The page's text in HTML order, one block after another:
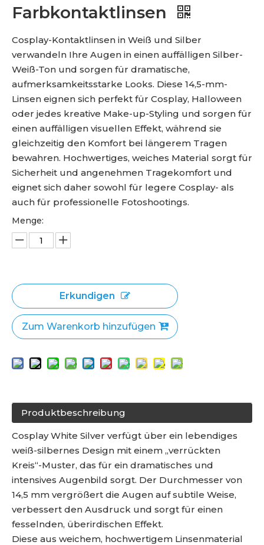
Farbkontaktlinsen
Cosplay-Kontaktlinsen in Weiß und Silber
verwandeln Ihre Augen in einen auffälligen Silber-
Weiß-Ton und sorgen für dramatische,
aufmerksamkeitsstarke Looks. Diese 14,5-mm-
Linsen eignen sich perfekt für Cosplay, Halloween
oder jedes kreative Make-up-Styling und sorgen für
einen auffälligen visuellen Effekt, während sie
gleichzeitig den Komfort bei längerem Tragen
bewahren. Hochwertiges, weiches Material sorgt für
Sicherheit und angenehmen Tragekomfort und
eignet sich daher sowohl für legere Cosplay- als
auch für professionelle Fotoshootings.
Menge:
Erkundigen
Zum Warenkorb hinzufügen
Produktbeschreibung
Cosplay White Silver verfügt über ein lebendiges
weiß-silbernes Design mit einem „verrückten
Kreis“-Muster, das für ein dramatisches und
intensives Augenbild sorgt. Der Durchmesser von
14,5 mm vergrößert die Augen auf subtile Weise,
verbessert den Ausdruck und sorgt für einen
fesselnden, überirdischen Effekt.
Diese aus weichem, hochwertigem Linsenmaterial